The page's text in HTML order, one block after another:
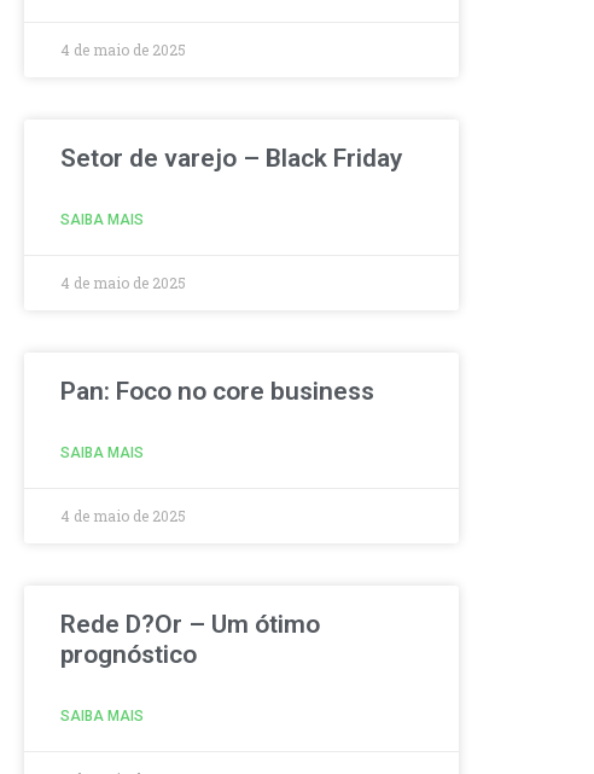
4 de maio de 2025
Setor de varejo – Black Friday
SAIBA MAIS
4 de maio de 2025
Pan: Foco no core business
SAIBA MAIS
4 de maio de 2025
Rede D?Or – Um ótimo
prognóstico
SAIBA MAIS